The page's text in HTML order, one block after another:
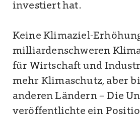
investiert hat.
Keine Klimaziel-
milliardenschweren
für Wirtschaft und
mehr Klimaschutz, aber
anderen Ländern – Die
veröffentlichte ein